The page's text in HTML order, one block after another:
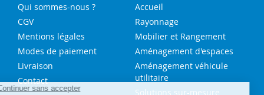
Qui sommes-nous ?
CGV
Mentions légales
Modes de paiement
Livraison
Contact
Accueil
Rayonnage
Mobilier et Rangement
Aménagement d'espaces
Aménagement véhicule
utilitaire
Solutions sur-mesure